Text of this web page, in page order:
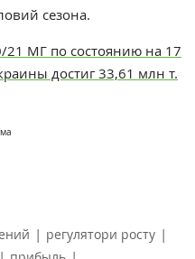
сезона.
21 МГ по состоянию на 17
достиг 33,61 млн т.
| регулятори росту |